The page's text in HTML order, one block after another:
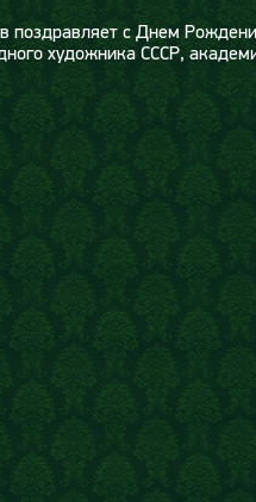
поздравляет с Днем
художника СССР,